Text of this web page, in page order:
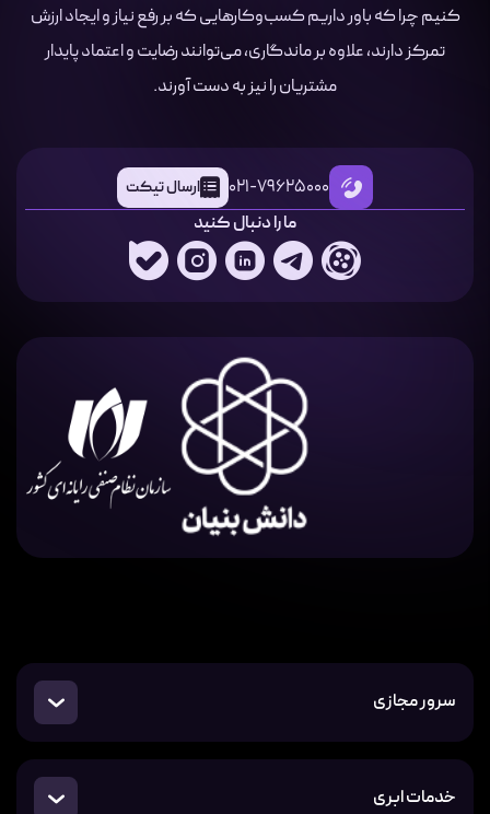
کنیم چرا که باور داریم کسب‌وکارهایی که بر رفع نیاز و ایجاد ارزش
تمرکز دارند، علاوه بر ماندگاری، می‌توانند رضایت و اعتماد پایدار
مشتریان را نیز به دست آورند.
021-79625000 ارسال تیکت
ما را دنبال کنید
سرور مجازی
خدمات ابری